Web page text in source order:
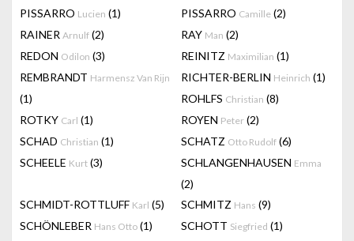
PISSARRO Lucien (1) PISSARRO Camille (2)
RAINER Arnulf (2) RAY Man (2)
REDON Odilon (3) REINITZ Maximilian (1)
REMBRANDT Harmensz Van Rijn
(1)
RICHTER-BERLIN Heinrich (1)
ROHLFS Christian (8)
ROTKY Carl (1) ROYEN Peter (2)
SCHAD Christian (1) SCHATZ Otto Rudolf (6)
SCHEELE Kurt (3) SCHLANGENHAUSEN Emma
(2)
SCHMIDT-ROTTLUFF Karl (5) SCHMITZ Hans (9)
SCHÖNLEBER Hans Otto (1) SCHOTT Siegfried (1)